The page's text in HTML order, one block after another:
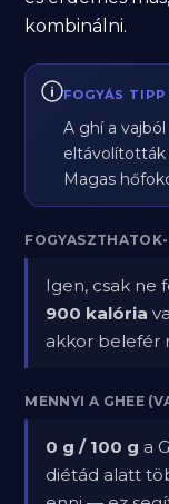
kombinálni.
FOGYÁS TIPP
A ghí a
eltávolították
Magas
Igen, csak ne
900 kalória
akkor belefér
MENNYI A GHEE
0 g / 100 g a
diétád alatt